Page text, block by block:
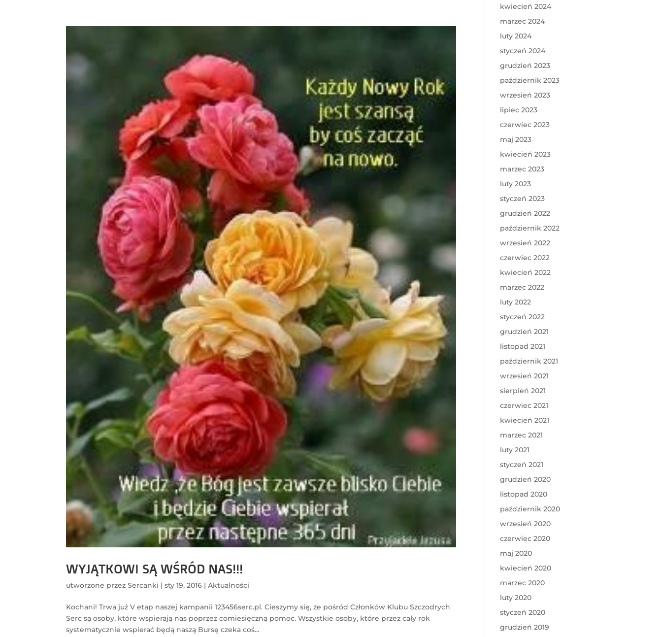
WYJĄTKOWI SĄ WŚRÓD NAS!!!
utworzone przezSercanki |sty 19, 2016 |Aktualności
Kochani! Trwa już V etap naszej kampanii 123456serc.pl. Cieszymy się, że pośród Członków Klubu Szczodrych
Serc są osoby, które wspierają nas poprzez comiesięczną pomoc. Wszystkie osoby, które przez cały rok
systematycznie wspierać będą naszą Bursę czeka coś...
kwiecień 2024
marzec 2024
luty 2024
styczeń 2024
grudzień 2023
październik 2023
wrzesień 2023
lipiec 2023
czerwiec 2023
maj 2023
kwiecień 2023
marzec 2023
luty 2023
styczeń 2023
grudzień 2022
październik 2022
wrzesień 2022
czerwiec 2022
kwiecień 2022
marzec 2022
luty 2022
styczeń 2022
grudzień 2021
listopad 2021
październik 2021
wrzesień 2021
sierpień 2021
czerwiec 2021
kwiecień 2021
marzec 2021
luty 2021
styczeń 2021
grudzień 2020
listopad 2020
październik 2020
wrzesień 2020
czerwiec 2020
maj 2020
kwiecień 2020
marzec 2020
luty 2020
styczeń 2020
grudzień 2019